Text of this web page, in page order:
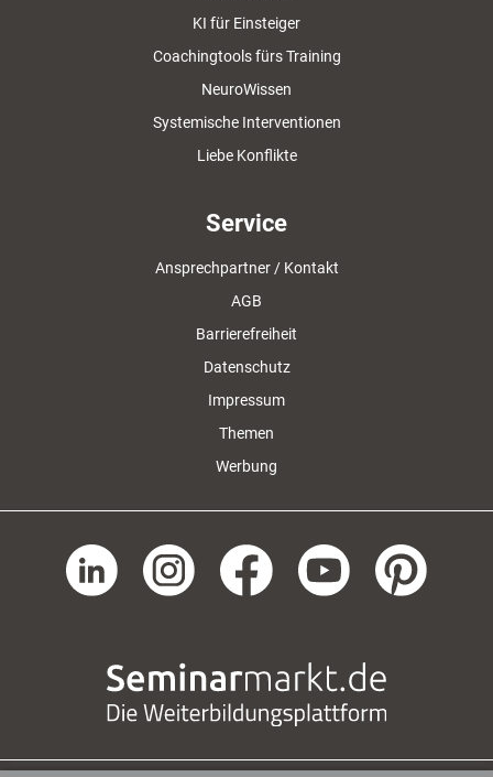
KI für Einsteiger
Coachingtools fürs Training
NeuroWissen
Systemische Interventionen
Liebe Konflikte
Service
Ansprechpartner / Kontakt
AGB
Barrierefreiheit
Datenschutz
Impressum
Themen
Werbung